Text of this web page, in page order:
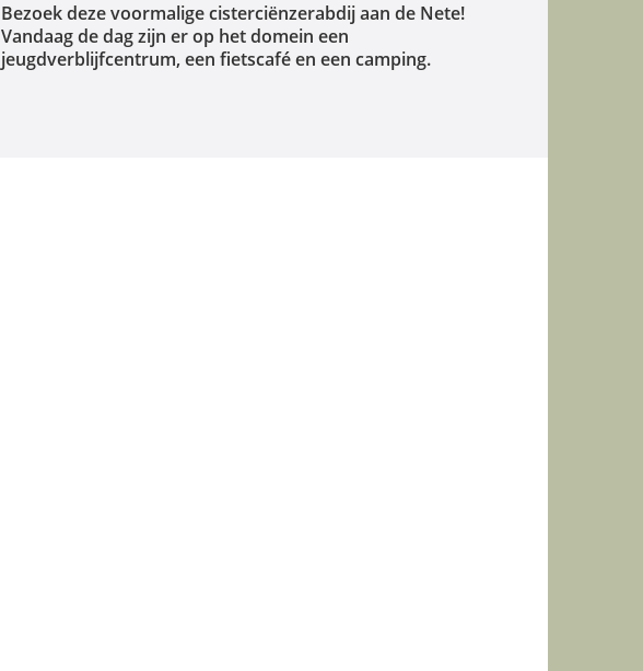
Bezoek deze voormalige cisterciënzerabdij aan de Nete!
Vandaag de dag zijn er op het domein een
jeugdverblijfcentrum, een fietscafé en een camping.